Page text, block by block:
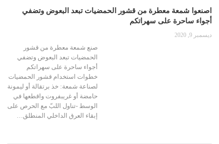
اصنعوا شمعة معطرة من قشور الحمضيات تبعد البعوض وتضفي
أجواء ساحرة على سهراتكم
ديسمبر 9, 2020
صنع شمعة معطرة من قشور
الحمضيات تبعد البعوض وتضفي
أجواء ساحرة على سهراتكم
خطوات استخدام قشور الحمضيات
لصناعة شمعة: خذ برتقالة أو ليمونة
حامضة أو غريبفروت واقطعها في
الوسط -تناول اللبّ مع الحرص على
إبقاء العرق الداخلي المنطلق…